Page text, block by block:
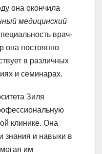
она окончила
медицинский
врач-
она постоянно
в различных
и семинарах.
Зиля
клинике. Она
знания и навыки в
им